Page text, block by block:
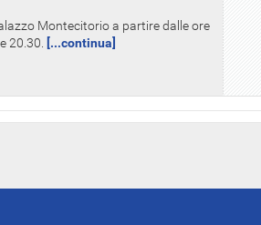
Montecitorio a partire dalle ore
20.30.
[...continua]